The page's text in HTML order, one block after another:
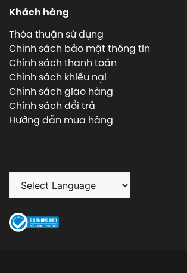
Khách hàng
Thỏa thuận sử dụng
Chính sách bảo mật thông tin
Chính sách thanh toán
Chính sách khiếu nại
Chính sách giao hàng
Chính sách đổi trả
Hướng dẫn mua hàng